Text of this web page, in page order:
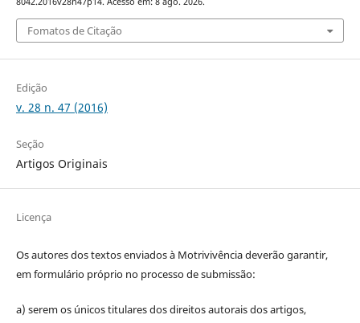
Fomatos de Citação
Edição
v. 28 n. 47 (2016)
Seção
Artigos Originais
Licença
Os autores dos textos enviados à Motrivivência deverão garantir,
em formulário próprio no processo de submissão:
a) serem os únicos titulares dos direitos autorais dos artigos,